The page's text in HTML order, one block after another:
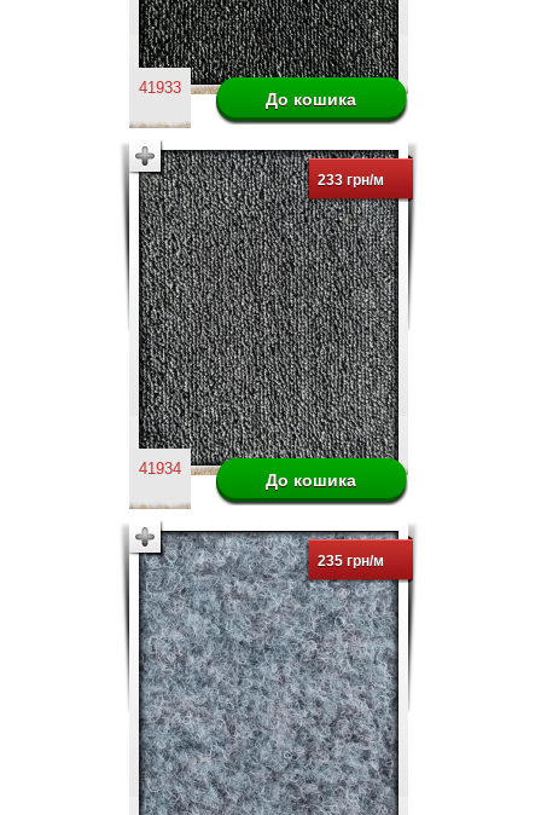
41933
233 грн/м
41934
235 грн/м